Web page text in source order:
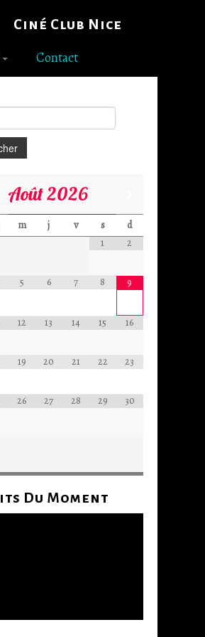
Ciné Club Nice
Contact
Août2026
m j v s
d
1
2
5 6 7 8 9
12 13 14 15 16
19 20 21 22 23
26 27 28 29 30
Du Moment